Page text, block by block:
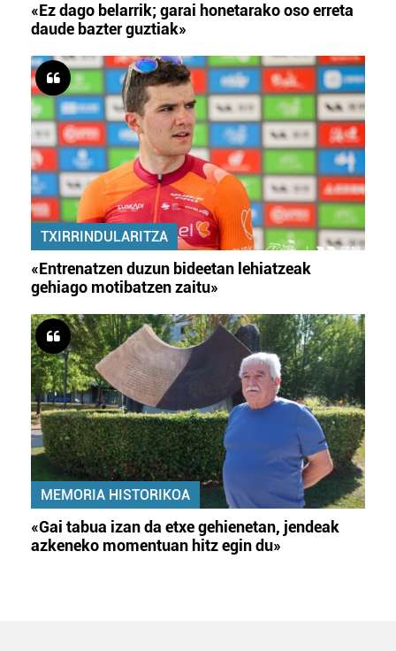
«Ez dago belarrik; garai honetarako oso erreta
daude bazter guztiak»
TXIRRINDULARITZA
«Entrenatzen duzun bideetan lehiatzeak
gehiago motibatzen zaitu»
MEMORIA HISTORIKOA
«Gai tabua izan da etxe gehienetan, jendeak
azkeneko momentuan hitz egin du»